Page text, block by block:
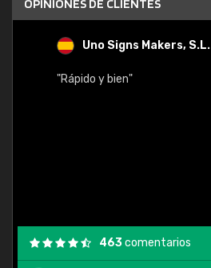
OPINIONES DE CLIENTES
Uno Signs Makers, S.L.
"Rápido y bien"
463comentarios